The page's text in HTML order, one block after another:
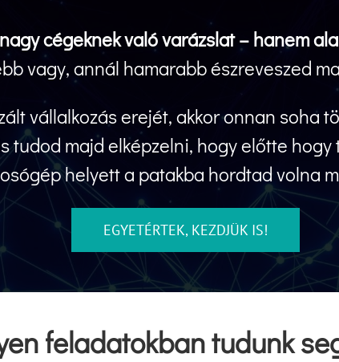
cégeknek való varázslat – hanem
vagy, annál hamarabb észreveszed
vállalkozás erejét, akkor onnan soha
tudod majd elképzelni, hogy előtte
helyett a patakba hordtad volna
EGYETÉRTEK, KEZDJÜK IS!
feladatokban tudunk